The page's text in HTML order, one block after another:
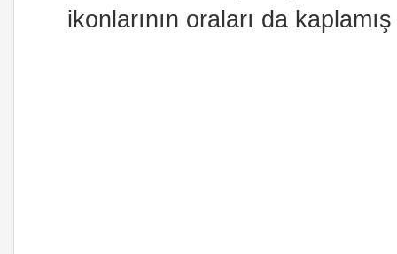
ikonlarının oraları da